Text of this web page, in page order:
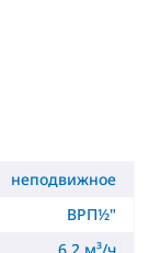
неподвижное
ВРП½"